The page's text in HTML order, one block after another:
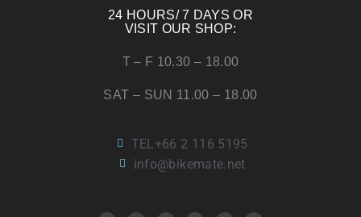
24 HOURS/ 7 DAYS OR
VISIT OUR SHOP:
T – F 10.30 – 18.00
SAT – SUN 11.00 – 18.00
TEL+66 2 116 5195
info@bikemate.net